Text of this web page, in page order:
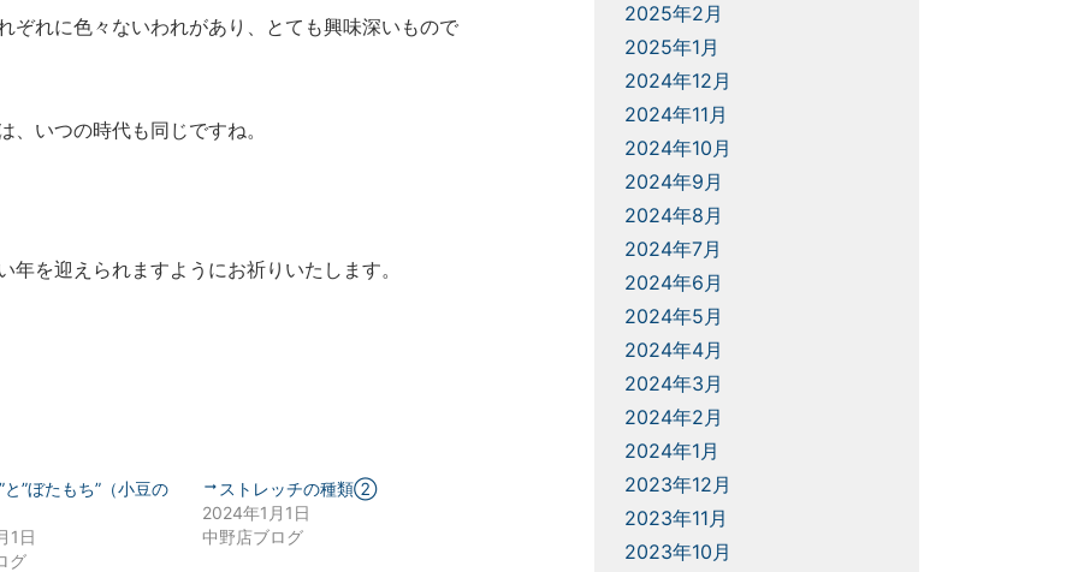
ぞれに色々ないわれがあり、とても興味深いもので
いつの時代も同じですね。
を迎えられますようにお祈りいたします。
と”ぼたもち”（小豆の
1日
グ
ストレッチの種類②
2024年1月1日
中野店ブログ
2025年2月
2025年1月
2024年12月
2024年11月
2024年10月
2024年9月
2024年8月
2024年7月
2024年6月
2024年5月
2024年4月
2024年3月
2024年2月
2024年1月
2023年12月
2023年11月
2023年10月